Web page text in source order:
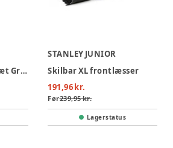
3 i 1 Take Apart XL-sæt Gravemaskine
STANLEY JUNIOR
Skilbar XL frontlæsser
191,96 kr.
Før239,95 kr.
Lagerstatus